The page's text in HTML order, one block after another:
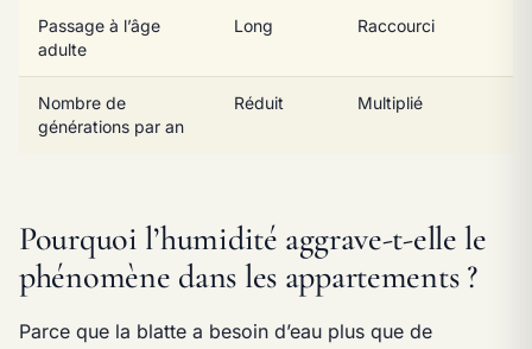
Passage à l’âge
adulte
Long Raccourci
Nombre de
générations par an
Réduit Multiplié
Pourquoi l’humidité aggrave-t-elle le
phénomène dans les appartements ?
Parce que la blatte a besoin d’eau plus que de